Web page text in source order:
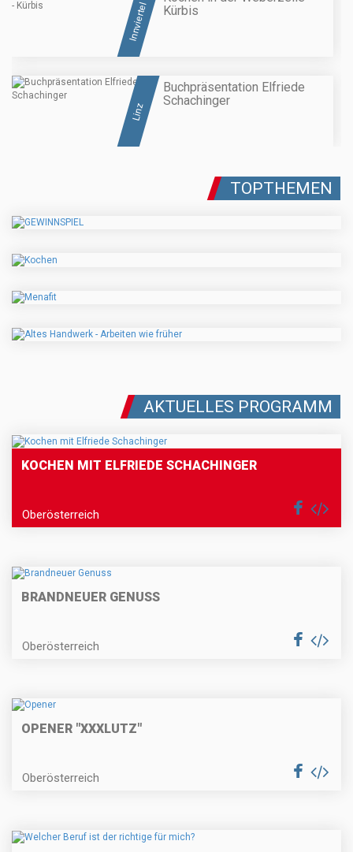
Innviertel
Kürbis
Linz
Buchpräsentation Elfriede
Schachinger
TOPTHEMEN
AKTUELLES PROGRAMM
KOCHEN MIT ELFRIEDE SCHACHINGER
Oberösterreich
BRANDNEUER GENUSS
Oberösterreich
OPENER "XXXLUTZ"
Oberösterreich